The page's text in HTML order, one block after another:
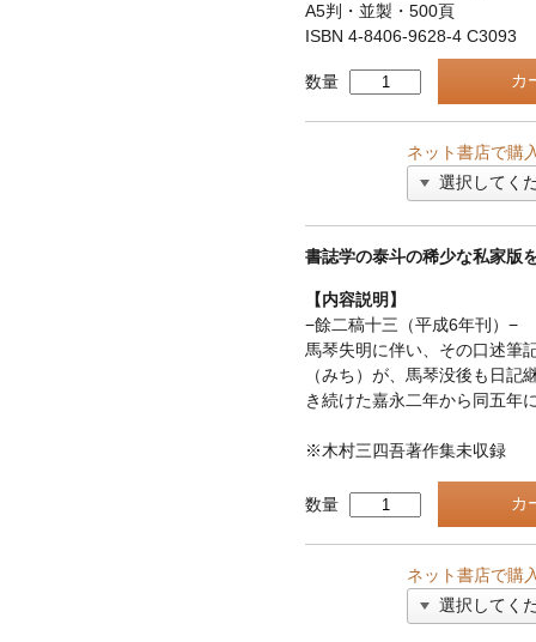
A5判・並製・500頁
ISBN 4-8406-9628-4 C3093
数量
ネット書店で購
書誌学の泰斗の稀少な私家版
【内容説明】
−餘二稿十三（平成6年刊）−
馬琴失明に伴い、その口述筆
（みち）が、馬琴没後も日記
き続けた嘉永二年から同五年
※木村三四吾著作集未収録
数量
ネット書店で購